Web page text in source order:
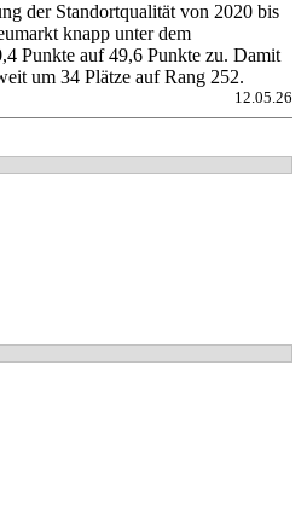
der Standortqualität von 2020 bis
knapp unter dem
Punkte auf 49,6 Punkte zu. Damit
um 34 Plätze auf Rang 252.
12.05.26